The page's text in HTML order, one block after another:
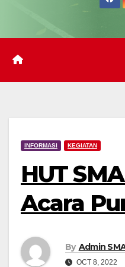
INFORMASI KEGIATAN
HUT
Acara
By Admin
OCT 8, 2022